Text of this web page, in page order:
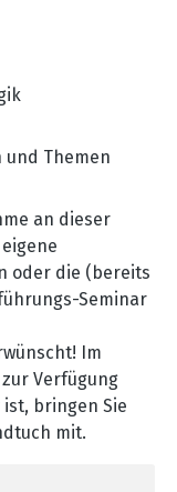
und Themen
an dieser
oder die (bereits
Seminar
Im
Verfügung
bringen Sie
mit.